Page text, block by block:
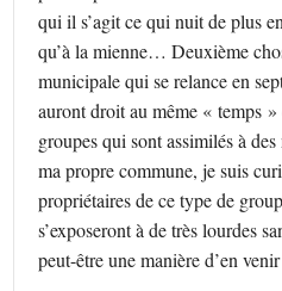
qui il s’agit ce qui nuit de plus
qu’à la mienne… Deuxième
municipale qui se relance en
auront droit au même « temps
groupes qui sont assimilés à
ma propre commune, je suis
propriétaires de ce type de
s’exposeront à de très lourdes
peut-être une manière d’en